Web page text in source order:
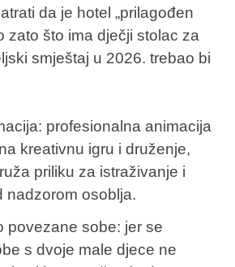
da je hotel „prilagođen
zato što ima dječji stolac za
smještaj u 2026. trebao bi
profesionalna animacija
kreativnu igru i druženje,
priliku za istraživanje i
nadzorom osoblja.
povezane sobe: jer se
s dvoje male djece ne